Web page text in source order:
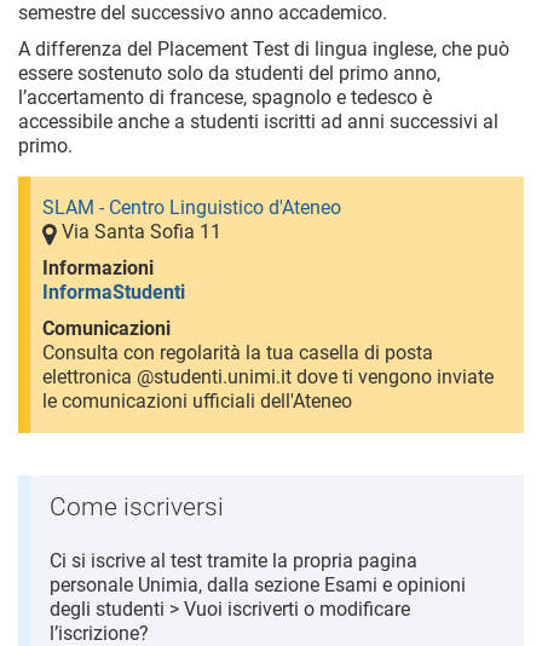
semestre del successivo anno accademico.
A differenza del Placement Test di lingua inglese, che può
essere sostenuto solo da studenti del primo anno,
l’accertamento di francese, spagnolo e tedesco è
accessibile anche a studenti iscritti ad anni successivi al
primo.
SLAM - Centro Linguistico d'Ateneo
Via Santa Sofia 11
Informazioni
InformaStudenti
Comunicazioni
Consulta con regolarità la tua casella di posta
elettronica @studenti.unimi.it dove ti vengono inviate
le comunicazioni ufficiali dell'Ateneo
Come iscriversi
Ci si iscrive al test tramite la propria pagina
personale Unimia, dalla sezione Esami e opinioni
degli studenti > Vuoi iscriverti o modificare
l’iscrizione?